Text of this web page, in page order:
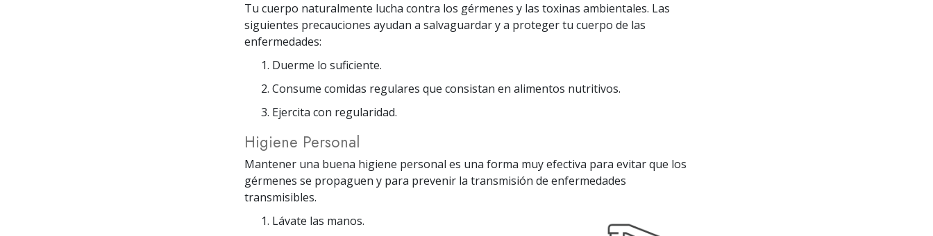
Tu cuerpo naturalmente lucha contra los gérmenes y las toxinas ambientales. Las
siguientes precauciones ayudan a salvaguardar y a proteger tu cuerpo de las
enfermedades:
Duerme lo suficiente.
Consume comidas regulares que consistan en alimentos nutritivos.
Ejercita con regularidad.
Higiene Personal
Mantener una buena higiene personal es una forma muy efectiva para evitar que los
gérmenes se propaguen y para prevenir la transmisión de enfermedades
transmisibles.
Lávate las manos.